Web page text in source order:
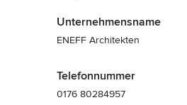
Unternehmensname
ENEFF Architekten
Telefonnummer
0176 80284957